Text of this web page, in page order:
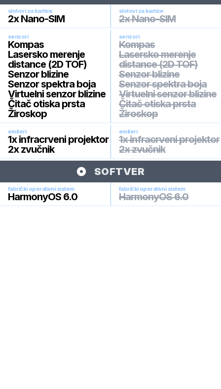
slotovi za kartice
2x Nano-SIM
slotovi za kartice
2x Nano-SIM
senzori
Kompas
Lasersko merenje
distance (2D TOF)
Senzor blizine
Senzor spektra boja
Virtuelni senzor blizine
Čitač otiska prsta
Žiroskop
senzori
Kompas
Lasersko merenje
distance (2D TOF)
Senzor blizine
Senzor spektra boja
Virtuelni senzor blizine
Čitač otiska prsta
Žiroskop
emiteri
1x infracrveni projektor
2x zvučnik
emiteri
1x infracrveni projektor
2x zvučnik
SOFTVER
fabrički operativni sistem
HarmonyOS 6.0
fabrički operativni sistem
HarmonyOS 6.0